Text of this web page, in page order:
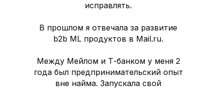
исправлять.
В прошлом я отвечала за развитие
b2b ML продуктов в Mail.ru.
Между Мейлом и Т-банком у меня 2
года был предпринимательский опыт
вне найма. Запускала свой